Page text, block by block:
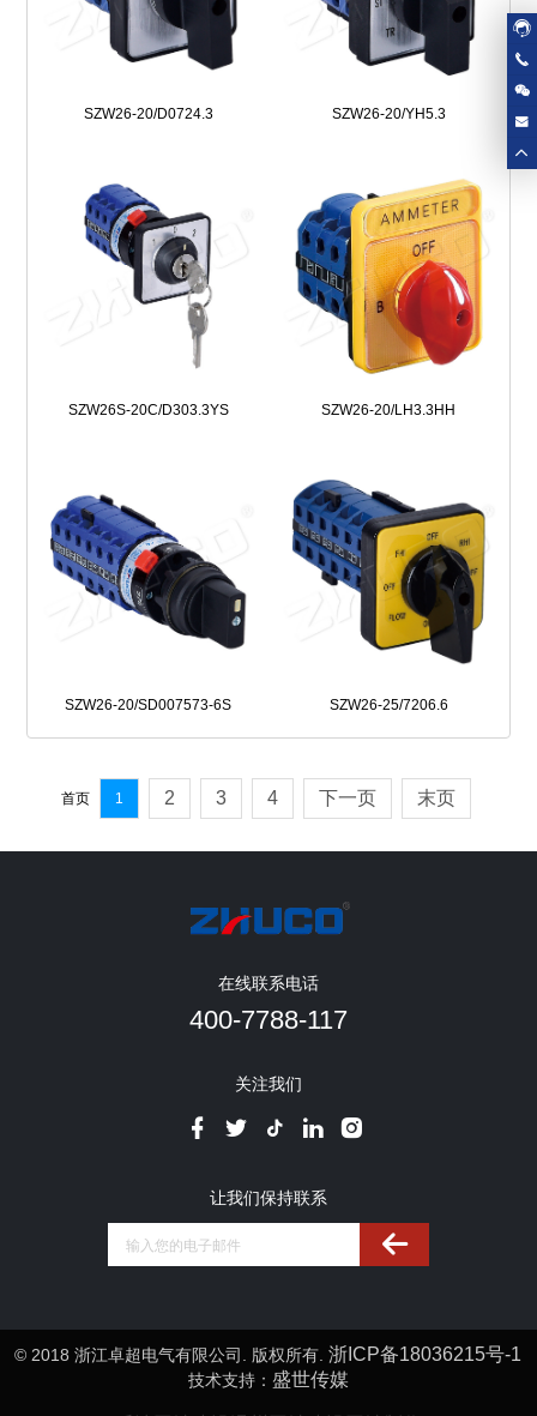
SZW26-20/D0724.3 SZW26-20/YH5.3
SZW26S-20C/D303.3YS SZW26-20/LH3.3HH
SZW26-20/SD007573-6S SZW26-25/7206.6
首页 1 2 3 4 下一页 末页
在线联系电话
400-7788-117
关注我们
让我们保持联系
© 2018 浙江卓超电气有限公司. 版权所有.浙ICP备18036215号-1
技术支持： 盛世传媒